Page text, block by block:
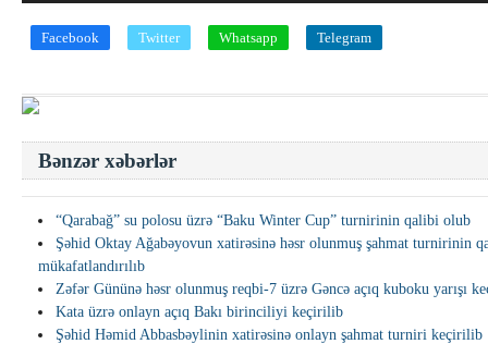
Facebook Twitter Whatsapp Telegram
Bənzər xəbərlər
“Qarabağ” su polosu üzrə “Baku Winter Cup” turnirinin qalibi olub
Şəhid Oktay Ağabəyovun xatirəsinə həsr olunmuş şahmat turnirinin
mükafatlandırılıb
Zəfər Gününə həsr olunmuş reqbi-7 üzrə Gəncə açıq kuboku yarışı
Kata üzrə onlayn açıq Bakı birinciliyi keçirilib
Şəhid Həmid Abbasbəylinin xatirəsinə onlayn şahmat turniri keçirilib